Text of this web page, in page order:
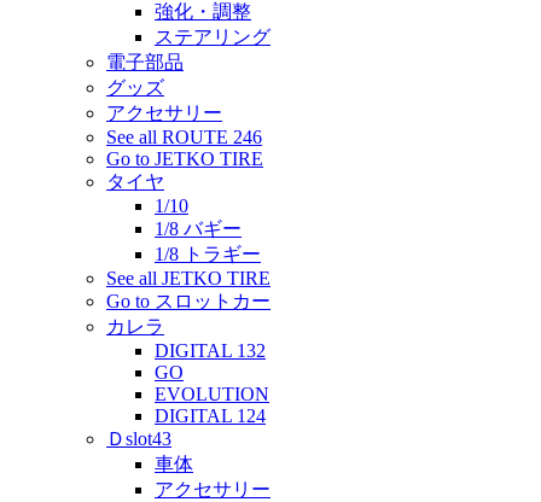
強化・調整
ステアリング
電子部品
グッズ
アクセサリー
See all ROUTE 246
Go to JETKO TIRE
タイヤ
1/10
1/8 バギー
1/8 トラギー
See all JETKO TIRE
Go to スロットカー
カレラ
DIGITAL 132
GO
EVOLUTION
DIGITAL 124
Ｄslot43
車体
アクセサリー